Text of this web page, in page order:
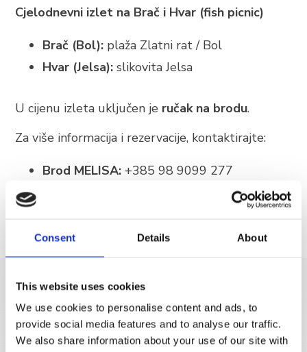
Consent Details About
This website uses cookies
We use cookies to personalise content and ads, to
provide social media features and to analyse our traffic.
We also share information about your use of our site with
+385 21 618 455
info@brela.hr
Kontaktirajte nas
Za iznajmljivače
Cjelodnevni izlet na Brač i Hvar (fish picnic)
Brač (Bol): plaža Zlatni rat / Bol
Hvar (Jelsa): slikovita Jelsa
U cijenu izleta uključen je ručak na brodu.
Za više informacija i rezervacije, kontaktirajte:
Brod MELISA: +385 98 9099 277
+385 91 750 8545
OTKRIJ VIŠE